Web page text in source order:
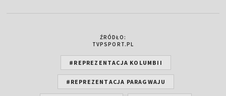
ŹRÓDŁO:
TVPSPORT.PL
#REPREZENTACJA KOLUMBII
#REPREZENTACJA PARAGWAJU